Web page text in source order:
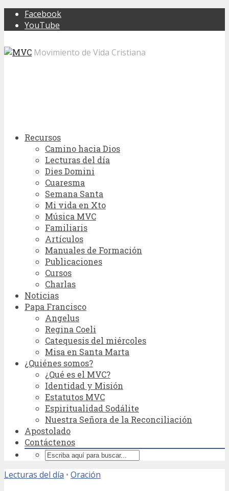
Facebook
YouTube
Movimiento de Vida Cristiana
Recursos
Camino hacia Dios
Lecturas del día
Dies Domini
Cuaresma
Semana Santa
Mi vida en Xto
Música MVC
Familiaris
Artículos
Manuales de Formación
Publicaciones
Cursos
Charlas
Noticias
Papa Francisco
Angelus
Regina Coeli
Catequesis del miércoles
Misa en Santa Marta
¿Quiénes somos?
¿Qué es el MVC?
Identidad y Misión
Estatutos MVC
Espiritualidad Sodálite
Nuestra Señora de la Reconciliación
Apostolado
Contáctenos
Lecturas del día • Oración